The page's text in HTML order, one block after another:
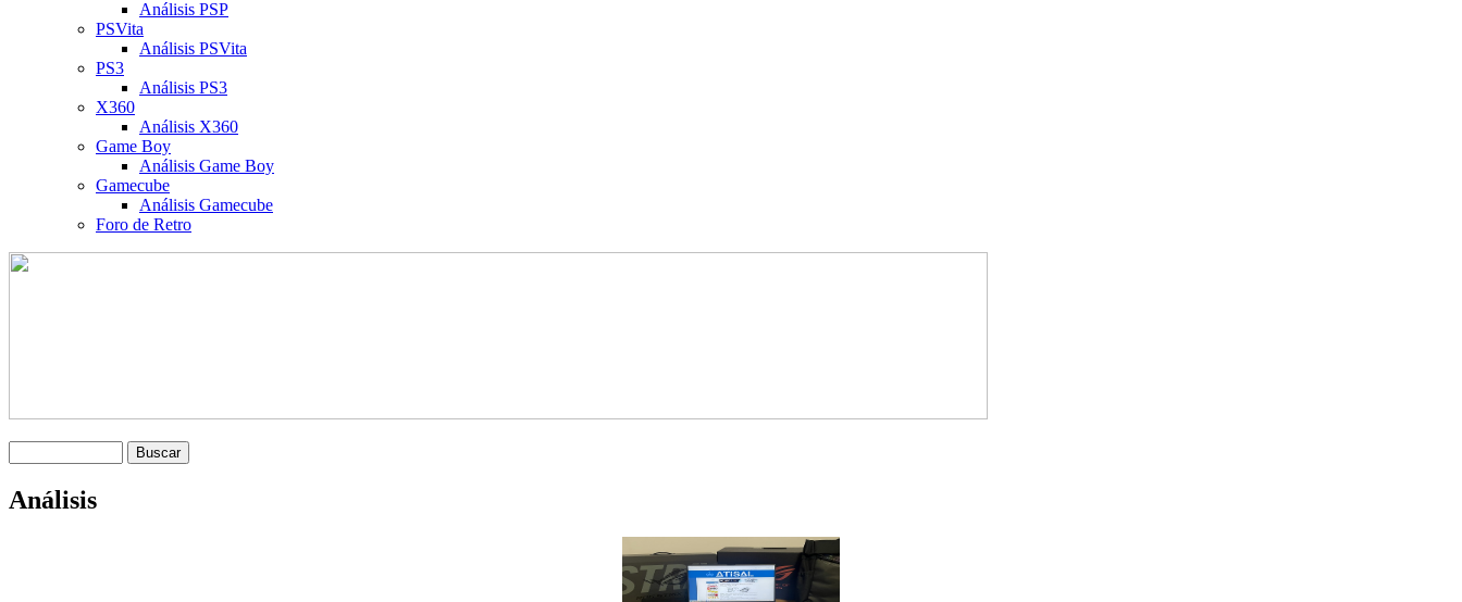
Análisis PSP
PSVita
Análisis PSVita
PS3
Análisis PS3
X360
Análisis X360
Game Boy
Análisis Game Boy
Gamecube
Análisis Gamecube
Foro de Retro
Análisis